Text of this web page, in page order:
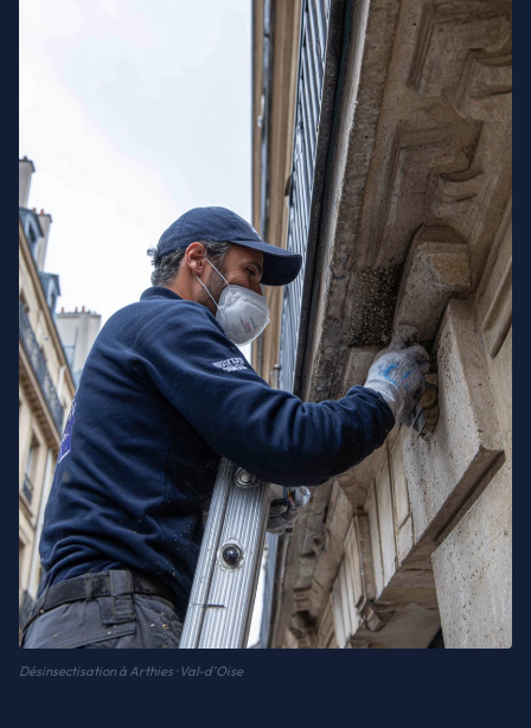
Désinsectisation à Arthies · Val-d'Oise